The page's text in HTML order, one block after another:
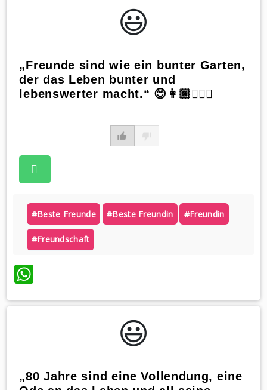
😃️
„Freunde sind wie ein bunter Garten,
der das Leben bunter und
lebenswerter macht.“ 😊👩🏼👱🏻‍♀️
#beste Freunde #beste Freundin #freundin
#freundschaft
WhatsApp
😃️
„80 Jahre sind eine Vollendung, eine